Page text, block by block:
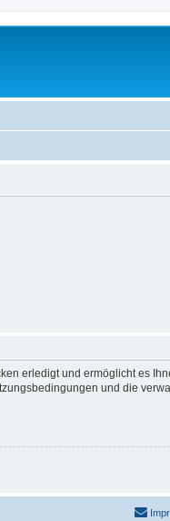
erledigt und ermöglicht es
und die